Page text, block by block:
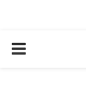
PRIMARY